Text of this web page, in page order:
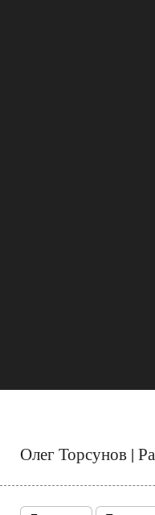
Олег Торсунов |